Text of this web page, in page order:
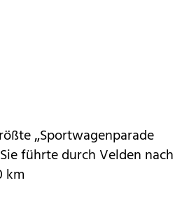
„Sportwagenparade
führte durch Velden nach
km